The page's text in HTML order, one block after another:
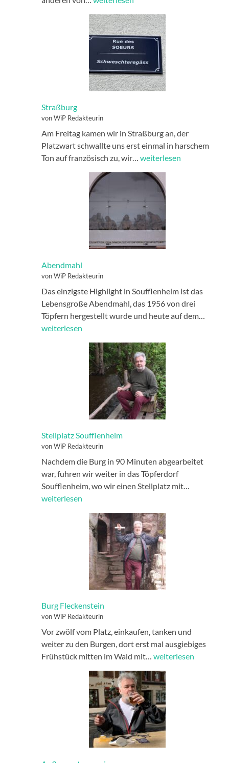
moderne
und
zeitgenössische
Kunst
Straßburg
von WiP Redakteurin
Am Freitag kamen wir in Straßburg an, der
Platzwart schwallte uns erst einmal in harschem
Ton auf französisch zu, wir…Straßburg
weiterlesen
Abendmahl
von WiP Redakteurin
Das einzigste Highlight in Soufflenheim ist das
Lebensgroße Abendmahl, das 1956 von drei
Töpfern hergestellt wurde und heute auf dem…
weiterlesen
Stellplatz Soufflenheim
von WiP Redakteurin
Nachdem die Burg in 90 Minuten abgearbeitet
war, fuhren wir weiter in das Töpferdorf
Soufflenheim, wo wir einen Stellplatz mit…
weiterlesen
Burg Fleckenstein
von WiP Redakteurin
Vor zwölf vom Platz, einkaufen, tanken und
weiter zu den Burgen, dort erst mal ausgiebiges
Frühstück mitten im Wald mit…Burg
weiterlesen